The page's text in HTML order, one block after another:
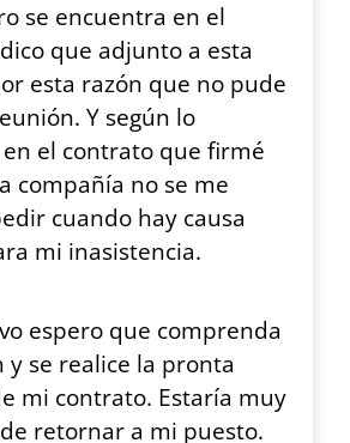
se encuentra en el
que adjunto a esta
esta razón que no pude
Y según lo
el contrato que firmé
compañía no se me
cuando hay causa
mi inasistencia.
espero que comprenda
y se realice la pronta
mi contrato. Estaría muy
retornar a mi puesto.